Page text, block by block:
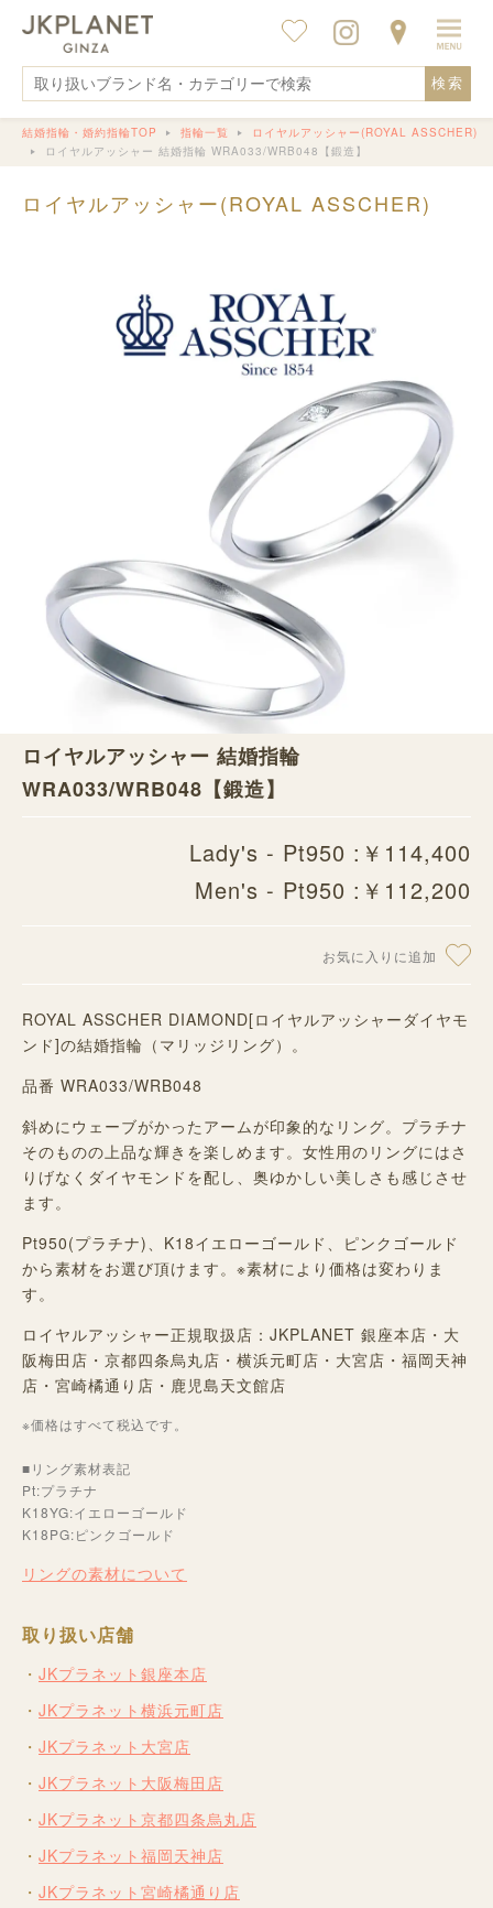
検索
結婚指輪・婚約指輪TOP 指輪一覧
ロイヤルアッシャー(ROYAL ASSCHER)
ロイヤルアッシャー 結婚指輪 WRA033/WRB048【鍛造】
ロイヤルアッシャー(ROYAL ASSCHER)
ロイヤルアッシャー 結婚指輪
WRA033/WRB048【鍛造】
Lady's - Pt950 :￥114,400
Men's - Pt950 :￥112,200
お気に入りに追加
ROYAL ASSCHER DIAMOND[ロイヤルアッシャーダイヤモ
ンド]の結婚指輪（マリッジリング）。
品番 WRA033/WRB048
斜めにウェーブがかったアームが印象的なリング。プラチナ
そのものの上品な輝きを楽しめます。女性用のリングにはさ
りげなくダイヤモンドを配し、奥ゆかしい美しさも感じさせ
ます。
Pt950(プラチナ)、K18イエローゴールド、ピンクゴールド
から素材をお選び頂けます。※素材により価格は変わりま
す。
ロイヤルアッシャー正規取扱店：JKPLANET 銀座本店・大
阪梅田店・京都四条烏丸店・横浜元町店・大宮店・福岡天神
店・宮崎橘通り店・鹿児島天文館店
※価格はすべて税込です。
■リング素材表記
Pt:プラチナ
K18YG:イエローゴールド
K18PG:ピンクゴールド
リングの素材について
取り扱い店舗
JKプラネット銀座本店
JKプラネット横浜元町店
JKプラネット大宮店
JKプラネット大阪梅田店
JKプラネット京都四条烏丸店
JKプラネット福岡天神店
JKプラネット宮崎橘通り店